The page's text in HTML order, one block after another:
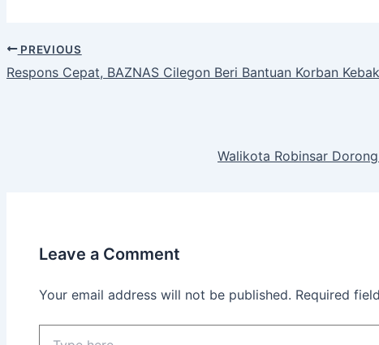
PREVIOUS
Respons Cepat, BAZNAS Cilegon Beri Bantuan Korban
Walikota Robinsar
Leave a Comment
Your email address will not be published. Required